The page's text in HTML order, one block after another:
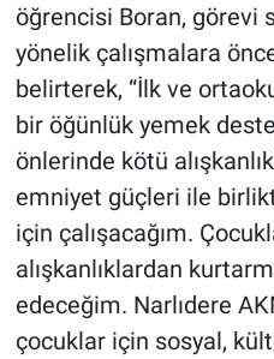
öğrencisi Boran, görevi
yönelik çalışmalara
belirterek, “İlk ve
bir öğünlük yemek
önlerinde kötü
emniyet güçleri ile
için çalışacağım.
alışkanlıklardan
edeceğim. Narlıdere
çocuklar için sosyal,